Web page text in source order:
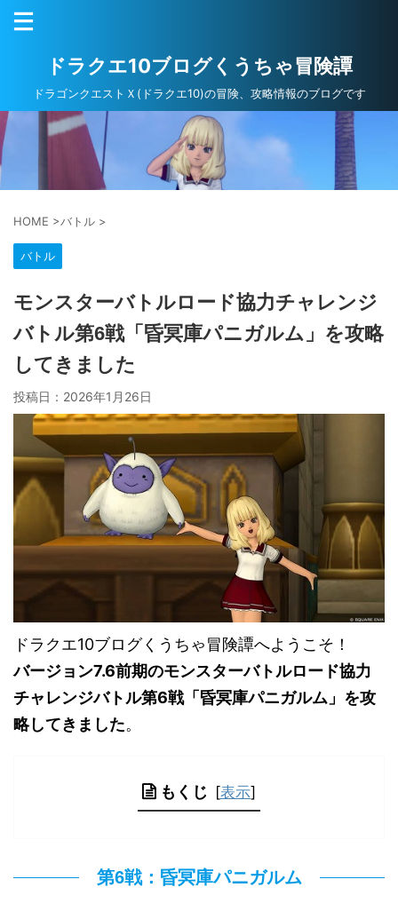
ドラクエ10ブログくうちゃ冒険譚
ドラゴンクエストＸ(ドラクエ10)の冒険、攻略情報のブログです
HOME >バトル >
バトル
モンスターバトルロード協力チャレンジ
バトル第6戦「昏冥庫パニガルム」を攻略
してきました
投稿日： 2026年1月26日
ドラクエ10ブログくうちゃ冒険譚へようこそ！
バージョン7.6前期のモンスターバトルロード協力
チャレンジバトル第6戦「昏冥庫パニガルム」を攻
略してきました。
もくじ [表示]
第6戦：昏冥庫パニガルム